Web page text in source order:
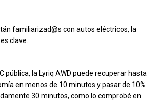
familiarizad@s con autos eléctricos, la
clave.
pública, la Lyriq AWD puede recuperar hasta
en menos de 10 minutos y pasar de 10%
30 minutos, como lo comprobé en